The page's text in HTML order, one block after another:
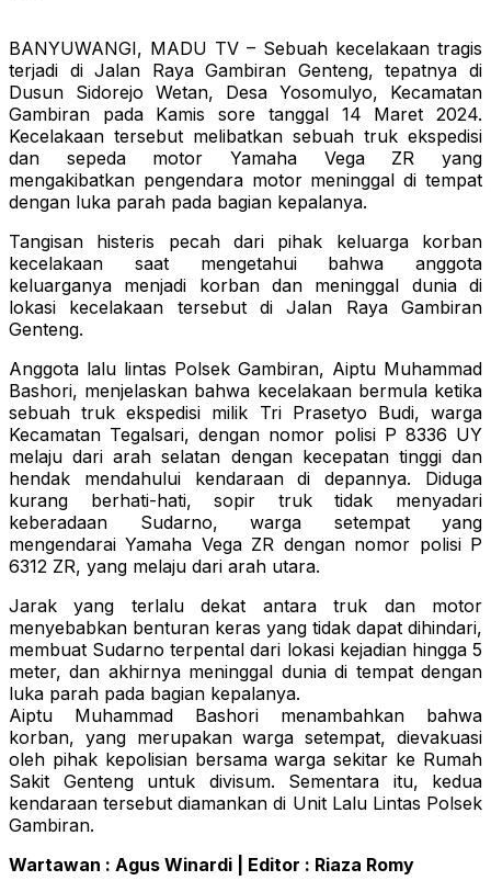
BANYUWANGI, MADU TV – Sebuah kecelakaan tragis
terjadi di Jalan Raya Gambiran Genteng, tepatnya di
Dusun Sidorejo Wetan, Desa Yosomulyo, Kecamatan
Gambiran pada Kamis sore tanggal 14 Maret 2024.
Kecelakaan tersebut melibatkan sebuah truk ekspedisi
dan sepeda motor Yamaha Vega ZR yang
mengakibatkan pengendara motor meninggal di tempat
dengan luka parah pada bagian kepalanya.
Tangisan histeris pecah dari pihak keluarga korban
kecelakaan saat mengetahui bahwa anggota
keluarganya menjadi korban dan meninggal dunia di
lokasi kecelakaan tersebut di Jalan Raya Gambiran
Genteng.
Anggota lalu lintas Polsek Gambiran, Aiptu Muhammad
Bashori, menjelaskan bahwa kecelakaan bermula ketika
sebuah truk ekspedisi milik Tri Prasetyo Budi, warga
Kecamatan Tegalsari, dengan nomor polisi P 8336 UY
melaju dari arah selatan dengan kecepatan tinggi dan
hendak mendahului kendaraan di depannya. Diduga
kurang berhati-hati, sopir truk tidak menyadari
keberadaan Sudarno, warga setempat yang
mengendarai Yamaha Vega ZR dengan nomor polisi P
6312 ZR, yang melaju dari arah utara.
Jarak yang terlalu dekat antara truk dan motor
menyebabkan benturan keras yang tidak dapat dihindari,
membuat Sudarno terpental dari lokasi kejadian hingga 5
meter, dan akhirnya meninggal dunia di tempat dengan
luka parah pada bagian kepalanya.
Aiptu Muhammad Bashori menambahkan bahwa
korban, yang merupakan warga setempat, dievakuasi
oleh pihak kepolisian bersama warga sekitar ke Rumah
Sakit Genteng untuk divisum. Sementara itu, kedua
kendaraan tersebut diamankan di Unit Lalu Lintas Polsek
Gambiran.
Wartawan : Agus Winardi | Editor : Riaza Romy